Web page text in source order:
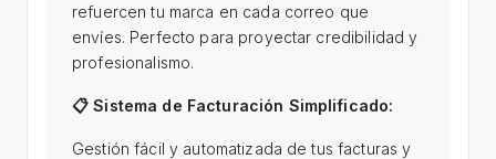
refuercen tu marca en cada correo que
envíes. Perfecto para proyectar credibilidad y
profesionalismo.
📋 Sistema de Facturación Simplificado:
Gestión fácil y automatizada de tus facturas y